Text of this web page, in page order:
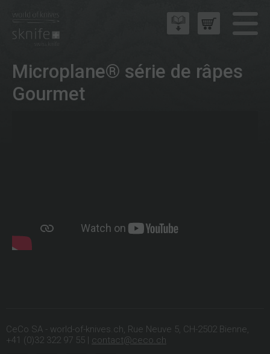
Microplane® série de râpes
Gourmet
CeCo SA - world-of-knives.ch, Rue Neuve 5, CH-2502 Bienne,
+41 (0)32 322 97 55 | contact@ceco.ch